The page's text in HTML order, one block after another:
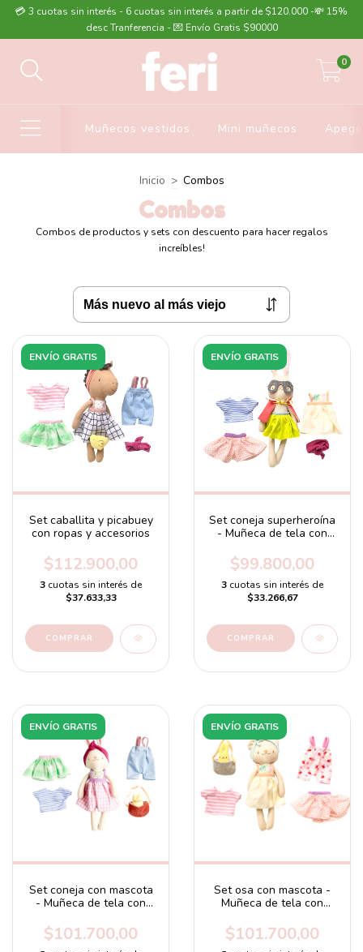
💳 3 cuotas sin interés - 6 cuotas sin interés a partir de $120.000 -💸 15%
desc Tranferencia - 💌 Envío Gratis $90000
0
Muñecos vestidos Mini muñecos
Inicio > Combos
Combos
Combos de productos y sets con descuento para hacer regalos
increíbles!
ENVÍO GRATIS
Set caballita y picabuey
con ropas y accesorios
$112.900,00
3 cuotas sin interés de
$37.633,33
ENVÍO GRATIS
Set coneja superheroína
- Muñeca de tela con
$99.800,00
3 cuotas sin interés de
$33.266,67
ENVÍO GRATIS
Set coneja con mascota
- Muñeca de tela con
intercambiables
$101.700,00
ENVÍO GRATIS
Set osa con mascota -
Muñeca de tela con
intercambiables
$101.700,00